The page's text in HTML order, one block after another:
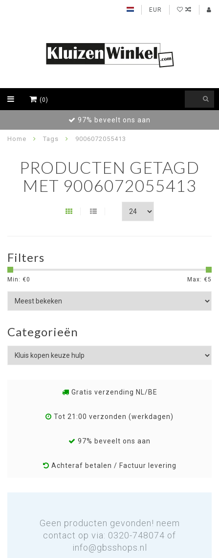
EUR
(0)
97% beveelt ons aan
Home Tags 9006072055413
PRODUCTEN GETAGD
MET 9006072055413
Filters
Min: €0 Max: €5
Categorieën
Gratis verzending NL/BE
Tot 21:00 verzonden (werkdagen)
97% beveelt ons aan
Achteraf betalen / Factuur levering
Geen producten gevonden! neem
contact op via: 0320-748074 of
info@gbsshops.nl